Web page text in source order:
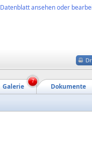
Datenblatt ansehen oder
Dokumente
Galerie
7